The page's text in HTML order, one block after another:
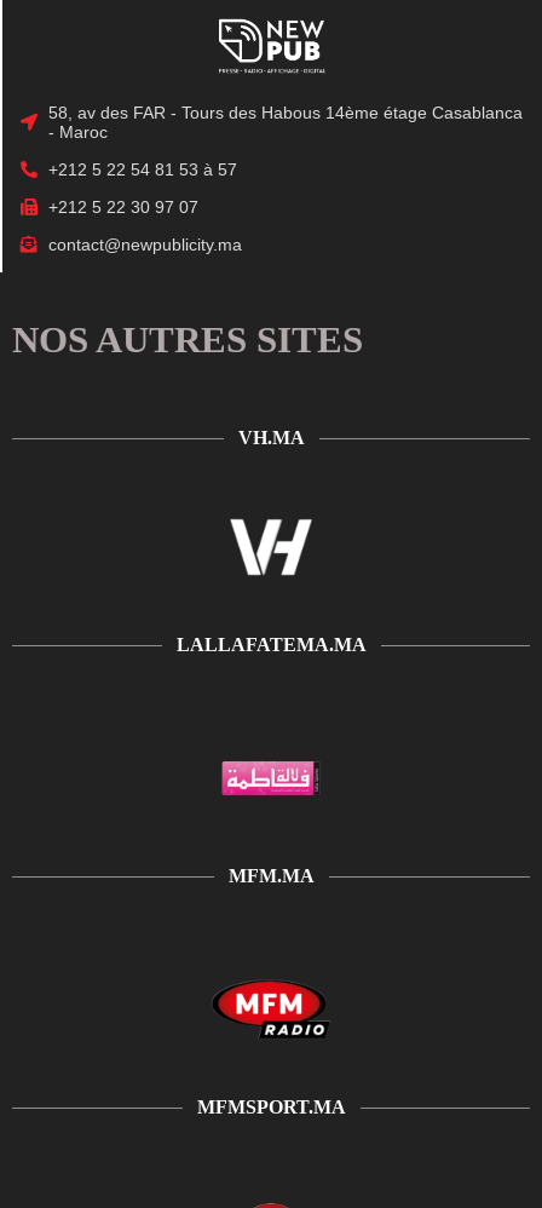
58, av des FAR - Tours des Habous 14ème étage Casablanca
- Maroc
+212 5 22 54 81 53 à 57
+212 5 22 30 97 07
contact@newpublicity.ma
NOS AUTRES SITES
VH.MA
LALLAFATEMA.MA
MFM.MA
MFMSPORT.MA